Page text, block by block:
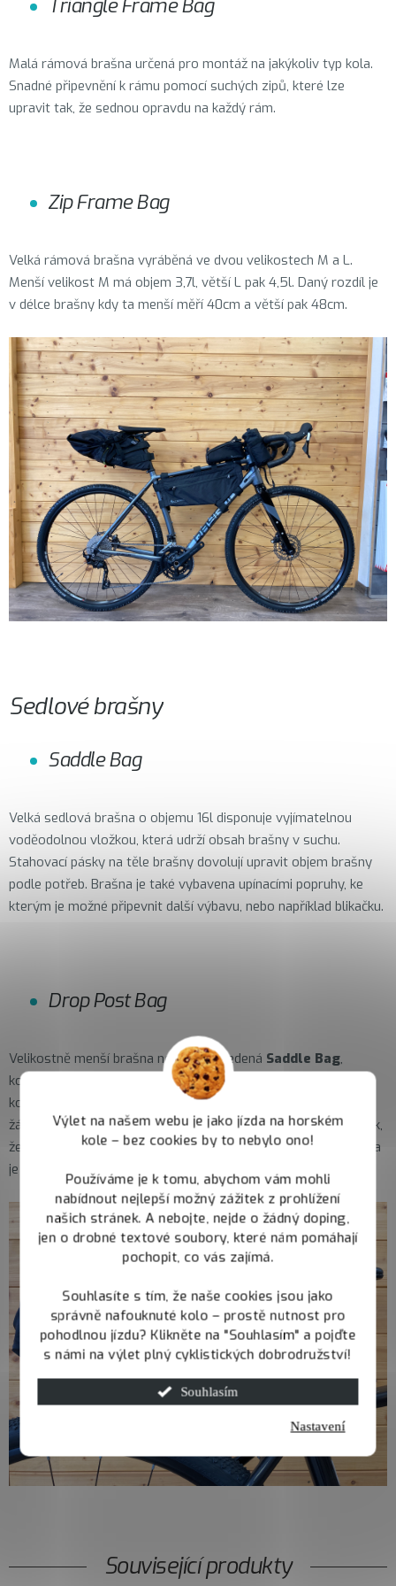
Výlet na našem webu je jako jízda na horském
kole – bez cookies by to nebylo ono!
Používáme je k tomu, abychom vám mohli
nabídnout nejlepší možný zážitek z prohlížení
našich stránek. A nebojte, nejde o žádný doping,
jen o drobné textové soubory, které nám pomáhají
pochopit, co vás zajímá.
Souhlasíte s tím, že naše cookies jsou jako
správně nafouknuté kolo – prostě nutnost pro
pohodlnou jízdu? Klikněte na "Souhlasím" a pojďte
s námi na výlet plný cyklistických dobrodružství!
Souhlasím
Nastavení
Triangle Frame Bag
Malá rámová brašna určená pro montáž na jakýkoliv typ kola.
Snadné připevnění k rámu pomocí suchých zipů, které lze
upravit tak, že sednou opravdu na každý rám.
Zip Frame Bag
Velká rámová brašna vyráběná ve dvou velikostech M a L.
Menší velikost M má objem 3,7l, větší L pak 4,5l. Daný rozdíl je
v délce brašny kdy ta menší měří 40cm a větší pak 48cm.
Sedlové brašny
Saddle Bag
Velká sedlová brašna o objemu 16l disponuje vyjímatelnou
voděodolnou vložkou, která udrží obsah brašny v suchu.
Stahovací pásky na těle brašny dovolují upravit objem brašny
podle potřeb. Brašna je také vybavena upínacími popruhy, ke
kterým je možné připevnit další výbavu, nebo například blikačku.
Drop Post Bag
Velikostně menší brašna než výše uvedená Saddle Bag,
konkrétně disponuje objemem 7l. Je konstruována tak, že je
kompatibilní s teleskopickými sedlovkami a navíc nepotřebuje
žádnou redukci montující se na její pístnici. Upínání je řešeno tak,
že se stahovací pásky provléknou za lyžiny sedla. I tato brašna
je vybavena vyjímatelnou vodotěsnou vložkou.
Související produkty